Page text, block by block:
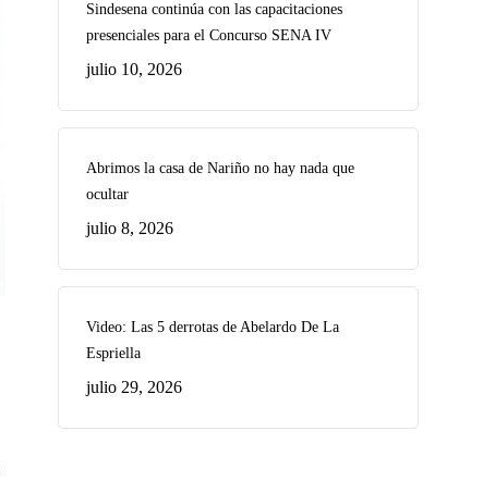
Sindesena continúa con las capacitaciones
presenciales para el Concurso SENA IV
julio 10, 2026
Abrimos la casa de Nariño no hay nada que
ocultar
julio 8, 2026
Video: Las 5 derrotas de Abelardo De La
Espriella
julio 29, 2026